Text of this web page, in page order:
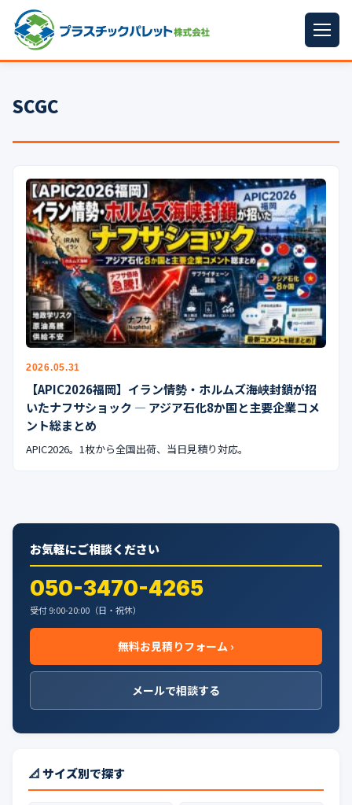
パレットサイズ
プラパレット ▼
コンテナ ▼
中古パレット
再生原料 ▼
梱包資材 ▼
イラン情勢まとめ
公式ブログ
会社案内
🇺🇸🇰🇷🇹🇼🇻🇳
SCGC
2026.05.31
【APIC2026福岡】イラン情勢・ホルムズ海峡封鎖が招
いたナフサショック — アジア石化8か国と主要企業コメ
ント総まとめ
APIC2026。1枚から全国出荷、当日見積り対応。
お気軽にご相談ください
050-3470-4265
受付 9:00-20:00（日・祝休）
無料お見積りフォーム ›
メールで相談する
📐 サイズ別で探す